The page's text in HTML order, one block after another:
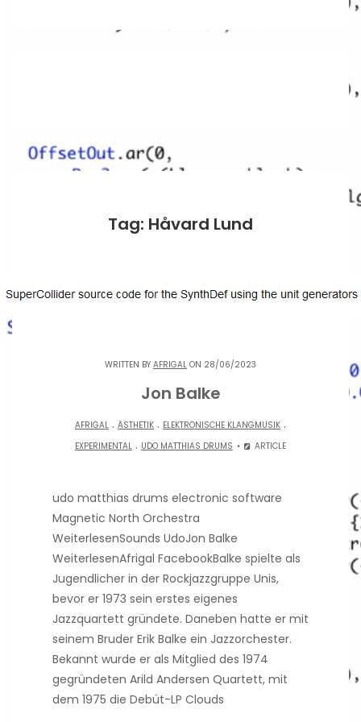
Tag: Håvard Lund
WRITTEN BY AFRIGAL ON 28/06/2023
Jon Balke
AFRIGAL . ÄSTHETIK . ELEKTRONISCHE KLANGMUSIK .
EXPERIMENTAL. UDO MATTHIAS DRUMS ARTICLE
udo matthias drums electronic software
Magnetic North Orchestra
WeiterlesenSounds UdoJon Balke
WeiterlesenAfrigal FacebookBalke spielte als
Jugendlicher in der Rockjazzgruppe Unis,
bevor er 1973 sein erstes eigenes
Jazzquartett gründete. Daneben hatte er mit
seinem Bruder Erik Balke ein Jazzorchester.
Bekannt wurde er als Mitglied des 1974
gegründeten Arild Andersen Quartett, mit
dem 1975 die Debüt-LP Clouds